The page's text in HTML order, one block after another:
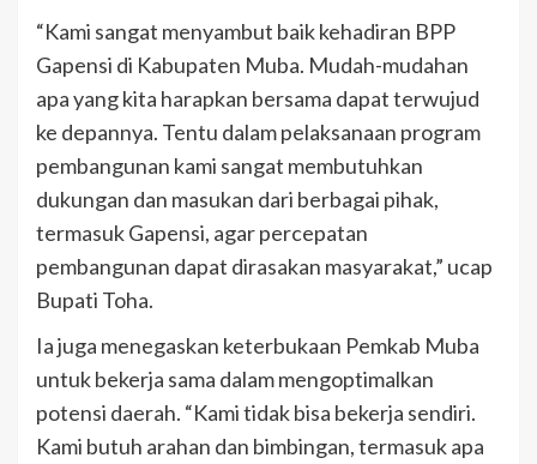
“Kami sangat menyambut baik kehadiran BPP
Gapensi di Kabupaten Muba. Mudah-mudahan
apa yang kita harapkan bersama dapat terwujud
ke depannya. Tentu dalam pelaksanaan program
pembangunan kami sangat membutuhkan
dukungan dan masukan dari berbagai pihak,
termasuk Gapensi, agar percepatan
pembangunan dapat dirasakan masyarakat,” ucap
Bupati Toha.
Ia juga menegaskan keterbukaan Pemkab Muba
untuk bekerja sama dalam mengoptimalkan
potensi daerah. “Kami tidak bisa bekerja sendiri.
Kami butuh arahan dan bimbingan, termasuk apa